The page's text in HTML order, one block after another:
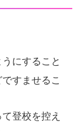
にすること
すませるこ
登校を控え